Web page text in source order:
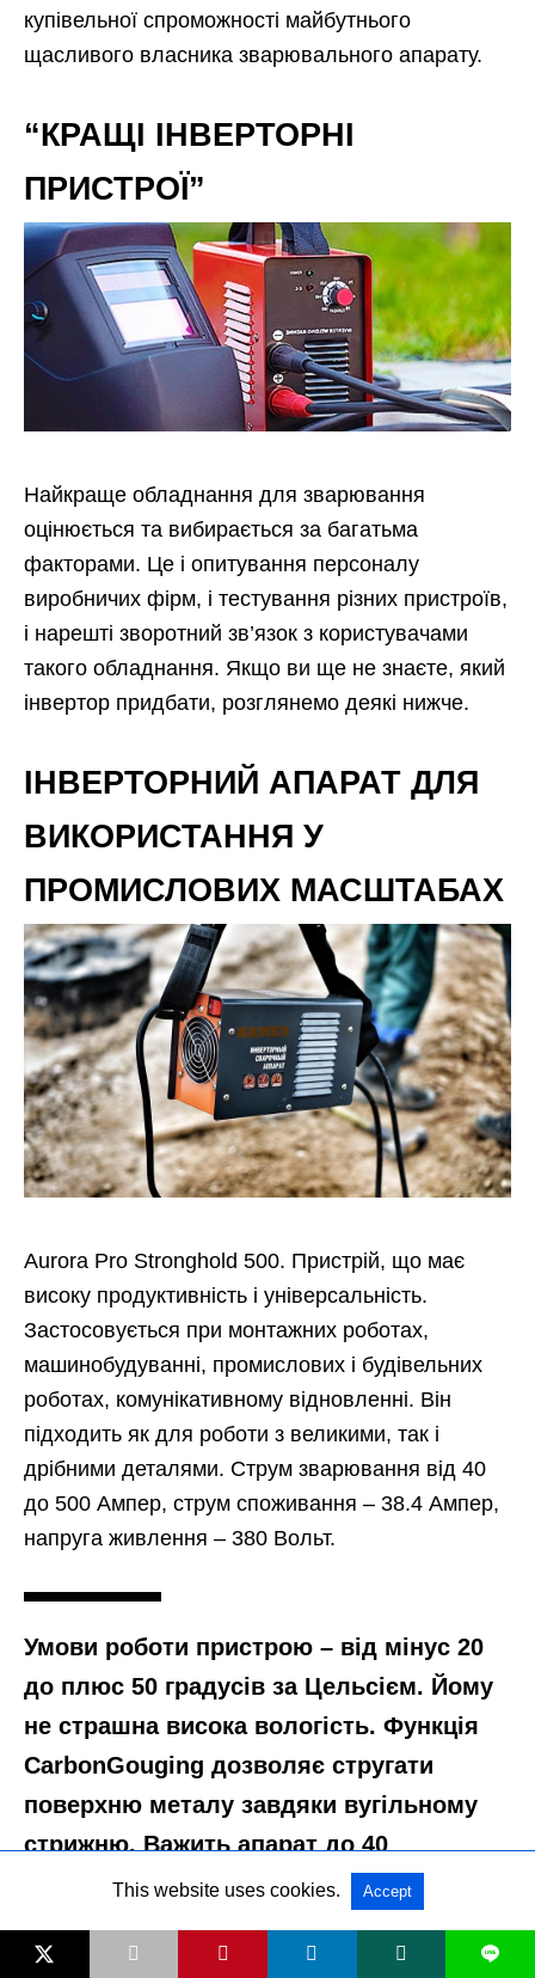
купівельної спроможності майбутнього
щасливого власника зварювального апарату.
“КРАЩІ ІНВЕРТОРНІ
ПРИСТРОЇ”
Найкраще обладнання для зварювання
оцінюється та вибирається за багатьма
факторами. Це і опитування персоналу
виробничих фірм, і тестування різних пристроїв,
і нарешті зворотний зв’язок з користувачами
такого обладнання. Якщо ви ще не знаєте, який
інвертор придбати, розглянемо деякі нижче.
ІНВЕРТОРНИЙ АПАРАТ ДЛЯ
ВИКОРИСТАННЯ У
ПРОМИСЛОВИХ МАСШТАБАХ
Aurora Pro Stronghold 500. Пристрій, що має
високу продуктивність і універсальність.
Застосовується при монтажних роботах,
машинобудуванні, промислових і будівельних
роботах, комунікативному відновленні. Він
підходить як для роботи з великими, так і
дрібними деталями. Струм зварювання від 40
до 500 Ампер, струм споживання – 38.4 Ампер,
напруга живлення – 380 Вольт.
Умови роботи пристрою – від мінус 20
до плюс 50 градусів за Цельсієм. Йому
не страшна висока вологість. Функція
CarbonGouging дозволяє стругати
поверхню металу завдяки вугільному
стрижню. Важить апарат до 40
кілограмів. Його мобільність
у вигляді чотирьох коліс. Також
L
This website uses cookies. Accept